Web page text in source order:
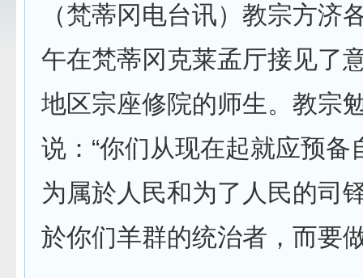
（梵蒂冈电台讯）教宗方济
午在梵蒂冈克莱孟厅接见了
地区宗座修院的师生。教宗
说：“你们从现在起就应预备
为属於人民和为了人民的司
於你们羊群的统治者，而要